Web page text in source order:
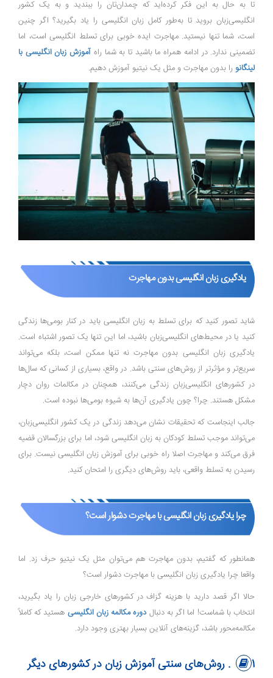
تا به حال به این فکر کرده‌اید که چمدان‌تان را ببندید و به یک کشور
انگلیسی‌زبان بروید تا به‌طور کامل زبان انگلیسی را یاد بگیرید؟ اگر چنین
است، شما تنها نیستید. مهاجرت ایده خوبی برای تسلط انگلیسی است، اما
تضمینی ندارد. در ادامه همراه ما باشید تا به شما راه آموزش زبان انگلیسی با
لینگانو را بدون مهاجرت و مثل یک نیتیو آموزش دهیم.
یادگیری زبان انگلیسی بدون مهاجرت
شاید تصور کنید که برای تسلط به زبان انگلیسی باید در کنار بومی‌ها زندگی
کنید یا در محیط‌های انگلیسی‌زبان باشید، اما این تنها یک تصور اشتباه است.
یادگیری زبان انگلیسی بدون مهاجرت نه ‌تنها ممکن است، بلکه می‌تواند
سریع‌تر و مؤثرتر از روش‌های سنتی باشد. در واقع، بسیاری از کسانی که سال‌ها
در کشورهای انگلیسی‌زبان زندگی می‌کنند، همچنان در مکالمات روان دچار
مشکل هستند. چرا؟ چون یادگیری آن‌ها به شیوه بومی‌ها نبوده است.
جالب اینجاست که تحقیقات نشان می‌دهد زندگی در یک کشور انگلیسی‌زبان،
می‌تواند موجب تسلط کودکان به زبان انگلیسی شود، اما برای بزرگسالان قضیه
فرق می‌کند و مهاجرت اصلا راه خوبی برای آموزش زبان انگلیسی نیست. برای
رسیدن به تسلط واقعی، باید روش‌های دیگری را امتحان کنید.
چرا یادگیری زبان انگلیسی با مهاجرت دشوار است؟
همانطور که گفتیم، بدون مهاجرت هم می‌توان مثل یک نیتیو حرف زد. اما
واقعا چرا یادگیری زبان انگلیسی با مهاجرت دشوار است؟
حالا اگر قصد دارید با هزینه گزاف در کشورهای خارجی زبان را یاد بگیرید،
انتخاب با شماست! اما اگر به دنبال دوره مکالمه زبان انگلیسی هستید که کاملاً
مکالمه‌محور باشد، گزینه‌های آنلاین بسیار بهتری وجود دارد.
1. روش‌های سنتی آموزش زبان در کشورهای دیگر